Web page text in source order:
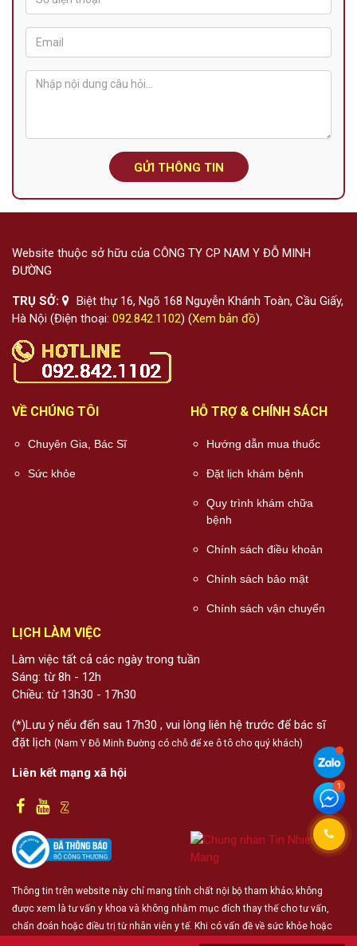
GỬI THÔNG TIN
Website thuộc sở hữu của CÔNG TY CP NAM Y ĐỖ MINH
ĐƯỜNG
TRỤ SỞ:
Biệt thự 16, Ngõ 168 Nguyễn Khánh Toàn, Cầu Giấy,
Hà Nội (Điện thoại: 092.842.1102) (Xem bản đồ)
VỀ CHÚNG TÔI
Chuyên Gia, Bác Sĩ
Sức khỏe
HỖ TRỢ & CHÍNH SÁCH
Hướng dẫn mua thuốc
Đặt lịch khám bệnh
Quy trình khám chữa
bệnh
Chính sách điều khoản
Chính sách bảo mật
Chính sách vận chuyển
LỊCH LÀM VIỆC
Làm việc tất cả các ngày trong tuần
Sáng: từ 8h - 12h
Chiều: từ 13h30 - 17h30
(*)Lưu ý nếu đến sau 17h30 , vui lòng liên hệ trước để bác sĩ
đặt lịch (Nam Y Đỗ Minh Đường có chỗ để xe ô tô cho quý khách)
Liên kết mạng xã hội
Thông tin trên website này chỉ mang tính chất nội bộ tham khảo; không
được xem là tư vấn y khoa và không nhằm mục đích thay thế cho tư vấn,
chẩn đoán hoặc điều trị từ nhân viên y tế. Khi có vấn đề về sức khỏe hoặc
cần hỗ trợ cấp cứu người đọc cần liên hệ bác sĩ và cơ sở y tế gần nhất